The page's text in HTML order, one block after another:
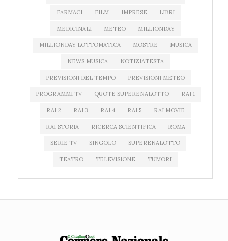
FARMACI FILM IMPRESE LIBRI
MEDICINALI METEO MILLIONDAY
MILLIONDAY LOTTOMATICA MOSTRE MUSICA
NEWS MUSICA NOTIZIATESTA
PREVISIONI DEL TEMPO PREVISIONI METEO
PROGRAMMI TV QUOTE SUPERENALOTTO RAI 1
RAI 2 RAI 3 RAI 4 RAI 5 RAI MOVIE
RAI STORIA RICERCA SCIENTIFICA ROMA
SERIE TV SINGOLO SUPERENALOTTO
TEATRO TELEVISIONE TUMORI